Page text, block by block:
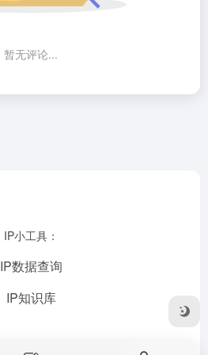
暂无评论...
IP小工具：
IP数据查询
IP知识库